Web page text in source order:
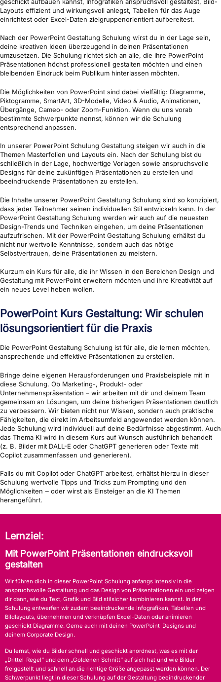
Layouts effizient und wirkungsvoll anlegst, Tabellen für das Auge
einrichtest oder Excel-Daten zielgruppenorientiert aufbereitest.
Nach der PowerPoint Gestaltung Schulung wirst du in der Lage sein,
deine kreativen Ideen überzeugend in deinen Präsentationen
umzusetzen. Die Schulung richtet sich an alle, die ihre PowerPoint
Präsentationen höchst professionell gestalten möchten und einen
bleibenden Eindruck beim Publikum hinterlassen möchten.
Die Möglichkeiten von PowerPoint sind dabei vielfältig: Diagramme,
Piktogramme, SmartArt, 3D-Modelle, Video & Audio, Animationen,
Übergänge, Cameo- oder Zoom-Funktion. Wenn du uns vorab
bestimmte Schwerpunkte nennst, können wir die Schulung
entsprechend anpassen.
In unserer PowerPoint Schulung Gestaltung steigen wir auch in die
Themen Masterfolien und Layouts ein. Nach der Schulung bist du
schließlich in der Lage, hochwertige Vorlagen sowie anspruchsvolle
Designs für deine zukünftigen Präsentationen zu erstellen und
beeindruckende Präsentationen zu erstellen.
Die Inhalte unserer PowerPoint Gestaltung Schulung sind so konzipiert,
dass jeder Teilnehmer seinen individuellen Stil entwickeln kann. In der
PowerPoint Gestaltung Schulung werden wir auch auf die neuesten
Design-Trends und Techniken eingehen, um deine Präsentationen
aufzufrischen. Mit der PowerPoint Gestaltung Schulung erhältst du
nicht nur wertvolle Kenntnisse, sondern auch das nötige
Selbstvertrauen, deine Präsentationen zu meistern.
Kurzum ein Kurs für alle, die ihr Wissen in den Bereichen Design und
Gestaltung mit PowerPoint erweitern möchten und ihre Kreativität auf
ein neues Level heben wollen.
PowerPoint Kurs Gestaltung: Wir schulen
lösungsorientiert für die Praxis
Die PowerPoint Gestaltung Schulung ist für alle, die lernen möchten,
ansprechende und effektive Präsentationen zu erstellen.
Bringe deine eigenen Herausforderungen und Praxisbeispiele mit in
diese Schulung. Ob Marketing-, Produkt- oder
Unternehmenspräsentation – wir arbeiten mit dir und deinem Team
gemeinsam an Lösungen, um deine bisherigen Präsentationen deutlich
zu verbessern. Wir bieten nicht nur Wissen, sondern auch praktische
Fähigkeiten, die direkt im Arbeitsumfeld angewendet werden können.
Jede Schulung wird individuell auf deine Bedürfnisse abgestimmt. Auch
das Thema KI wird in diesem Kurs auf Wunsch ausführlich behandelt
(z. B. Bilder mit DALL-E oder ChatGPT generieren oder Texte mit
Copilot zusammenfassen und generieren).
Falls du mit Copilot oder ChatGPT arbeitest, erhältst hierzu in dieser
Schulung wertvolle Tipps und Tricks zum Prompting und den
Möglichkeiten ‒ oder wirst als Einsteiger an die KI Themen
herangeführt.
Lernziel:
Mit PowerPoint Präsentationen eindrucksvoll
gestalten
Wir führen dich in dieser PowerPoint Schulung anfangs intensiv in die
anspruchsvolle Gestaltung und das Design von Präsentationen ein und zeigen
dir dann, wie du Text, Grafik und Bild stilsicher kombinieren kannst. In der
Schulung entwerfen wir zudem beeindruckende Infografiken, Tabellen und
Bildlayouts, übernehmen und verknüpfen Excel-Daten oder animieren
geschickt Diagramme. Gerne auch mit deinen PowerPoint-Designs und
deinem Corporate Design.
Du lernst, wie du Bilder schnell und geschickt anordnest, was es mit der
„Drittel-Regel“ und dem „Goldenen Schnitt“ auf sich hat und wie Bilder
freigestellt und schnell an die richtige Größe angepasst werden können. Der
Schwerpunkt liegt in dieser Schulung auf der Gestaltung beeindruckender